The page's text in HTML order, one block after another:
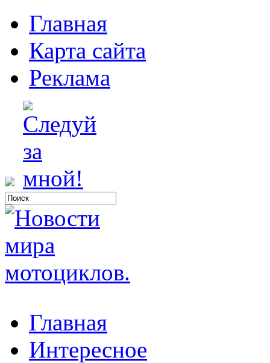
Главная
Карта сайта
Реклама
Главная
Интересное